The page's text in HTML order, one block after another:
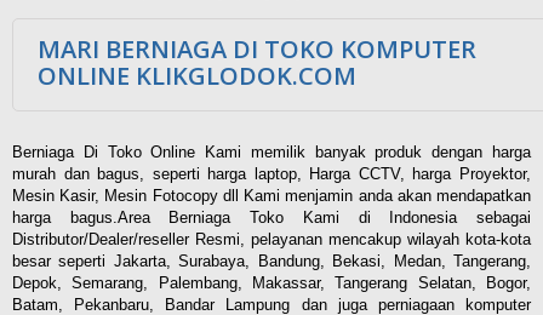
MARI BERNIAGA DI TOKO KOMPUTER
ONLINE KLIKGLODOK.COM
Berniaga Di Toko Online Kami memilik banyak produk dengan harga
murah dan bagus, seperti harga laptop, Harga CCTV, harga Proyektor,
Mesin Kasir, Mesin Fotocopy dll Kami menjamin anda akan mendapatkan
harga bagus.Area Berniaga Toko Kami di Indonesia sebagai
Distributor/Dealer/reseller Resmi, pelayanan mencakup wilayah kota-kota
besar seperti Jakarta, Surabaya, Bandung, Bekasi, Medan, Tangerang,
Depok, Semarang, Palembang, Makassar, Tangerang Selatan, Bogor,
Batam, Pekanbaru, Bandar Lampung dan juga perniagaan komputer